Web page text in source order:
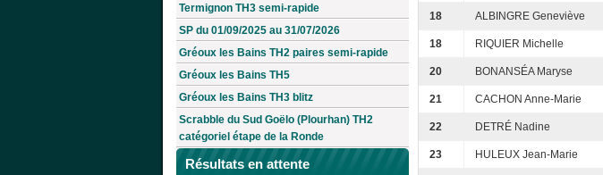
Termignon TH3 semi-rapide
SP du 01/09/2025 au 31/07/2026
Gréoux les Bains TH2 paires semi-rapide
Gréoux les Bains TH5
Gréoux les Bains TH3 blitz
Scrabble du Sud Goëlo (Plourhan) TH2
catégoriel étape de la Ronde
Résultats en attente
18 ALBINGRE Geneviève
18 RIQUIER Michelle
20 BONANSÉA Maryse
21 CACHON Anne-Marie
22 DETRÉ Nadine
23 HULEUX Jean-Marie